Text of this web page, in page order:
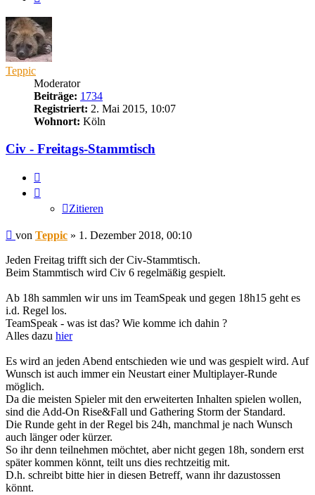
Teppic
Moderator
Beiträge: 1734
Registriert: 2. Mai 2015, 10:07
Wohnort: Köln
Civ - Freitags-Stammtisch
Zitieren
Beitrag
von Teppic » 1. Dezember 2018, 00:10
Jeden Freitag trifft sich der Civ-Stammtisch.
Beim Stammtisch wird Civ 6 regelmäßig gespielt.
Ab 18h sammlen wir uns im TeamSpeak und gegen 18h15 geht es
i.d. Regel los.
TeamSpeak - was ist das? Wie komme ich dahin ?
Alles dazu hier
Es wird an jeden Abend entschieden wie und was gespielt wird. Auf
Wunsch ist auch immer ein Neustart einer Multiplayer-Runde
möglich.
Da die meisten Spieler mit den erweiterten Inhalten spielen wollen,
sind die Add-On Rise&Fall und Gathering Storm der Standard.
Die Runde geht in der Regel bis 24h, manchmal je nach Wunsch
auch länger oder kürzer.
So ihr denn teilnehmen möchtet, aber nicht gegen 18h, sondern erst
später kommen könnt, teilt uns dies rechtzeitig mit.
D.h. schreibt bitte hier in diesen Betreff, wann ihr dazustossen
könnt.